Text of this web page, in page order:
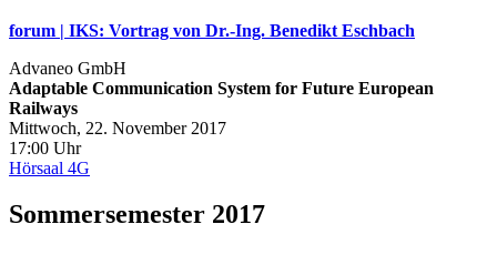
forum | IKS: Vortrag von Dr.-Ing. Benedikt Eschbach
Advaneo GmbH
Adaptable Communication System for Future European
Railways
Mittwoch, 22. November 2017
17:00 Uhr
Hörsaal 4G
Sommersemester 2017